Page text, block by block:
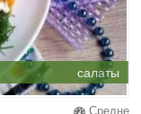
салаты
Средне